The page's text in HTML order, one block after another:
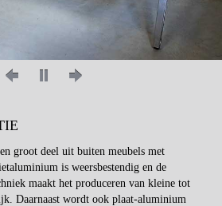
groot deel uit buiten meubels met
is weersbestendig en de
maakt het produceren van kleine tot
Daarnaast wordt ook plaat-aluminium